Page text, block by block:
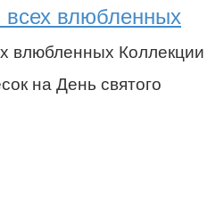
влюбленных
влюбленных Коллекции
на День святого